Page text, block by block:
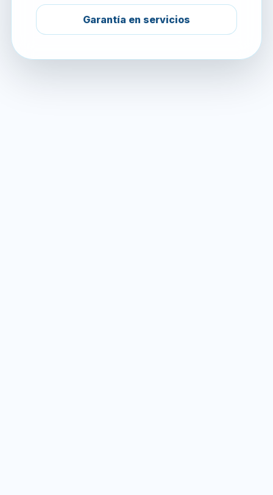
Garantía en servicios